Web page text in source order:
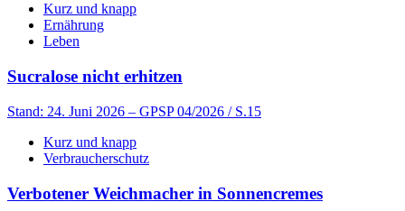
Kurz und knapp
Ernährung
Leben
Sucralose nicht erhitzen
Stand: 24. Juni 2026 – GPSP 04/2026 / S.15
Kurz und knapp
Verbraucherschutz
Verbotener Weichmacher in Sonnencremes